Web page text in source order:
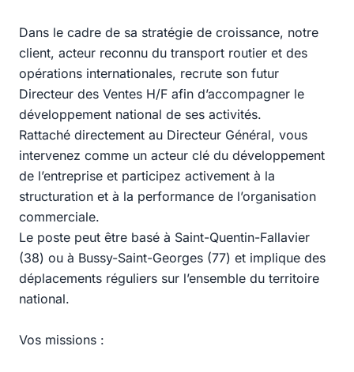
Dans le cadre de sa stratégie de croissance, notre
client, acteur reconnu du transport routier et des
opérations internationales, recrute son futur
Directeur des Ventes H/F afin d’accompagner le
développement national de ses activités.
Rattaché directement au Directeur Général, vous
intervenez comme un acteur clé du développement
de l’entreprise et participez activement à la
structuration et à la performance de l’organisation
commerciale.
Le poste peut être basé à Saint-Quentin-Fallavier
(38) ou à Bussy-Saint-Georges (77) et implique des
déplacements réguliers sur l’ensemble du territoire
national.
Vos missions :